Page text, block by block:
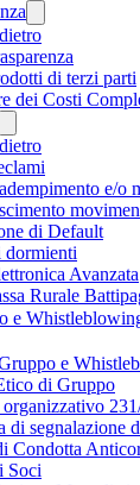
di terzi parti
dei Costi
e/o
di Default
dormienti
Avanzata
Rurale
e
e
di Gruppo
di
Condotta
Soci